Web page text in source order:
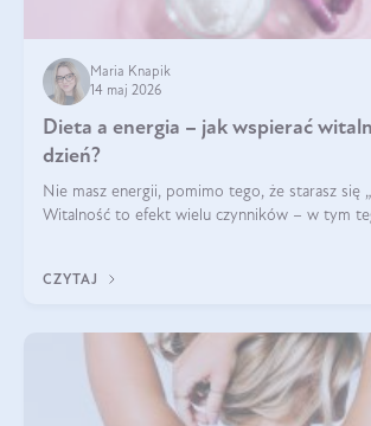
Maria Knapik
14 maj 2026
Dieta a energia – jak wspierać
dzień?
Nie masz energii, pomimo tego, że starasz się
Witalność to efekt wielu czynników – w tym
CZYTAJ